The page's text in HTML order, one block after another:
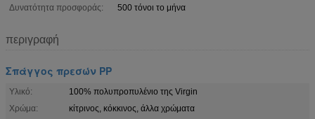
Δυνατότητα προσφοράς:
500 τόνοι το μήνα
περιγραφή
Σπάγγος πρεσών PP
Υλικό:
100% πολυπροπυλένιο της Virgin
Χρώμα:
κίτρινος, κόκκινος, άλλα χρώματα